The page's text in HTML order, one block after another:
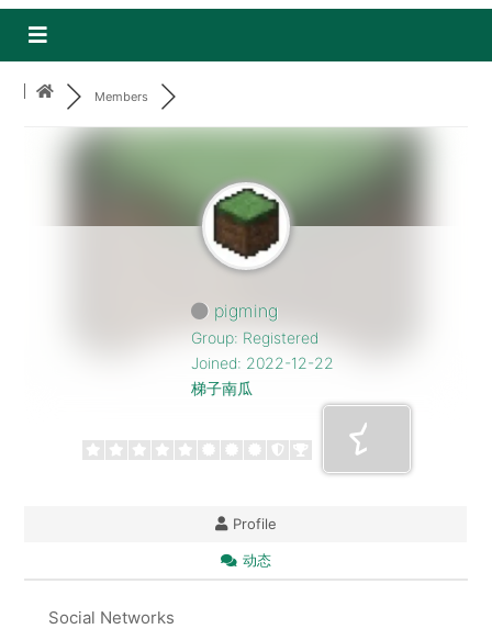
Members
pigming
Group: Registered
Joined: 2022-12-22
梯子南瓜
Profile
动态
Social Networks